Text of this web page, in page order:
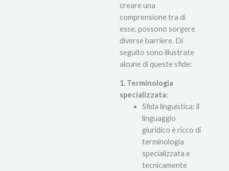
creare una
comprensione tra di
esse, possono sorgere
diverse barriere. Di
seguito sono illustrate
alcune di queste sfide:
1. Terminologia
specializzata:
Sfida linguistica: il
linguaggio
giuridico è ricco di
terminologia
specializzata e
tecnicamente